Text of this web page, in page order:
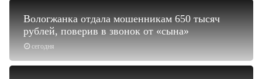
сегодня
Вологжанка отдала мошенникам 650 тысяч
рублей, поверив в звонок от «сына»